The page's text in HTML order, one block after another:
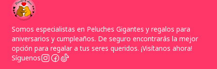
Somos especialistas en Peluches Gigantes y regalos para
aniversarios y cumpleaños. De seguro encontrarás la mejor
opción para regalar a tus seres queridos. ¡Visítanos ahora!
Síguenos